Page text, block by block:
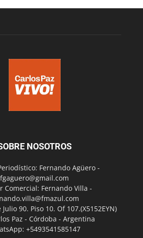
NOSOTROS
Fernando Agüero -
fgaguero@gmail.com
Comercial: Fernando Villa -
90. Piso 10. Of 107.(X5152EYN)
Paz - Córdoba - Argentina
+5493541585147